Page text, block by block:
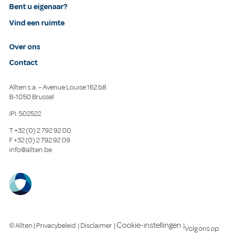
Bent u eigenaar?
Vind een ruimte
Over ons
Contact
Allten s.a. – Avenue Louise 162 b8
B-1050 Brussel
IPI: 502522
T+32 (0) 2 792 92 00
F+32 (0) 2 792 92 09
info@allten.be
© Allten | Privacybeleid | Disclaimer |Cookie-instellingen |Volg ons op